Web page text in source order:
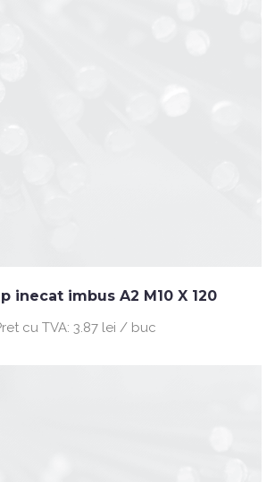
inecat imbus A2 M10 X 120
cu TVA: 3.87 lei / buc